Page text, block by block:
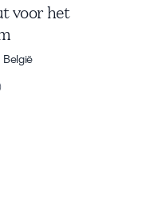
voor het
België